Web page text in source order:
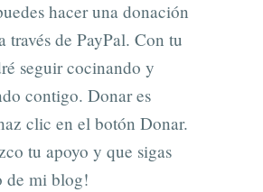
hacer una donación
través de PayPal. Con tu
seguir cocinando y
contigo. Donar es
clic en el botón Donar.
tu apoyo y que sigas
de mi blog!